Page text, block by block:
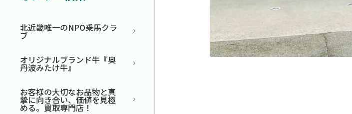
北近畿唯一のNPO乗馬クラ
ブ
オリジナルブランド牛『奥
丹波みたけ牛』
お客様の大切なお品物と真
摯に向き合い、価値を見極
める。買取専門店！